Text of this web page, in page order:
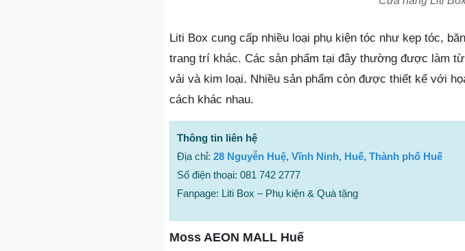
Liti Box cung cấp nhiều loại phụ kiện tóc như kẹp tóc,
trang trí khác. Các sản phẩm tại đây thường được làm
vải và kim loại. Nhiều sản phẩm còn được thiết kế với
cách khác nhau.
Thông tin liên hệ
Địa chỉ: 28 Nguyễn Huệ, Vĩnh Ninh, Huế, Thành phố Huế
Số điện thoại: 081 742 2777
Fanpage: Liti Box – Phụ kiện & Quà tặng
Moss AEON MALL Huế